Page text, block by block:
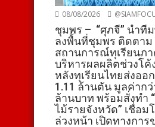
08/08/2026
ชุมพร – “ศุภจี” นำที
ลงพื้นที่ชุมพร ติดตาม
สถานการณ์ทุเรียนภา
บริหารผลผลิตช่วงโค้
หลังทุเรียนไทยส่งออ
1.11 ล้านตัน มูลค่าก
ล้านบาท พร้อมสั่งทำ
ไม้รายจังหวัด” เชื่อม
ล่วงหน้า เปิดทางการ